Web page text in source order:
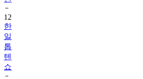
12
한
일
톱
텐
쇼